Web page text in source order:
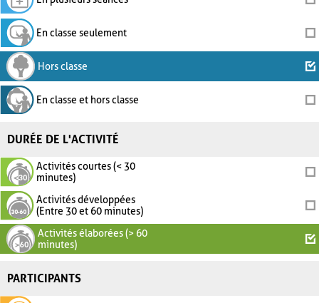
En classe seulement
Hors classe
En classe et hors classe
DURÉE DE L'ACTIVITÉ
Activités courtes (< 30
minutes)
Activités développées
(Entre 30 et 60 minutes)
Activités élaborées (> 60
minutes)
PARTICIPANTS